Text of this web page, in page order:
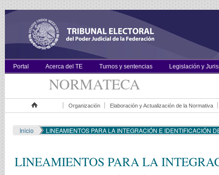
Portal Acerca del TE Turnos y sentencias Legislación y
NORMATECA
Organización Elaboración y Actualización de la Normativa
Inicio LINEAMIENTOS PARA LA INTEGRACIÓN E IDENTIFICACIÓN
LINEAMIENTOS PARA LA